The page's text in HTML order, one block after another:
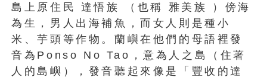
島上原住民 達悟族 （也稱 雅美族 ）傍海
為生，男人出海補魚，而女人則是種小
米、芋頭等作物。蘭嶼在他們的母語裡發
音為Ponso No Tao，意為人之島（住著
人的島嶼），發音聽起來像是「豐收的達